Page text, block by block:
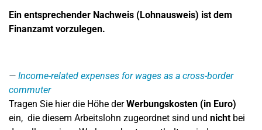
Ein entsprechender Nachweis (Lohnausweis) ist dem
Finanzamt vorzulegen.
Income-related expenses for wages as a cross-border
commuter
Tragen Sie hier die Höhe derWerbungskosten (in Euro)
ein, die diesem Arbeitslohn zugeordnet sind und nichtbei